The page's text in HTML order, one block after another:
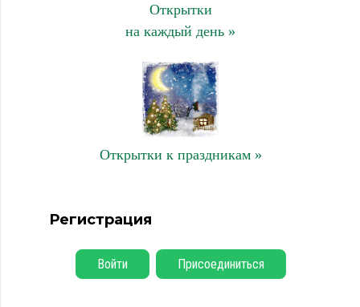
Открытки
на каждый день »
Открытки к праздникам »
Регистрация
Войти Присоединиться